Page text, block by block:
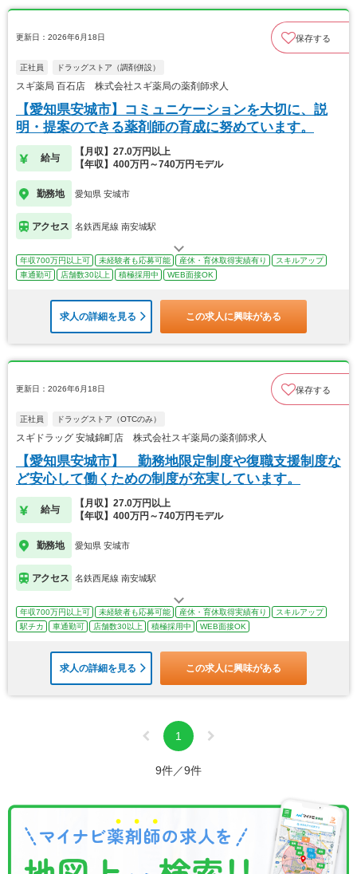
更新日：2026年6月18日 保存する
正社員 ドラッグストア（調剤併設）
スギ薬局 百石店 株式会社スギ薬局の薬剤師求人
【愛知県安城市】コミュニケーションを大切に、説
明・提案のできる薬剤師の育成に努めています。
給与
【月収】27.0万円以上
【年収】400万円～740万円モデル
勤務地 愛知県 安城市
アクセス 名鉄西尾線 南安城駅
年収700万円以上可 未経験者も応募可能 産休・育休取得実績有り
スキルアップ
車通勤可
店舗数30以上 積極採用中 WEB面接OK
求人の詳細を見る この求人に興味がある
更新日：2026年6月18日 保存する
正社員 ドラッグストア（OTCのみ）
スギドラッグ 安城錦町店 株式会社スギ薬局の薬剤師求人
【愛知県安城市】 勤務地限定制度や復職支援制度な
ど安心して働くための制度が充実しています。
給与
【月収】27.0万円以上
【年収】400万円～740万円モデル
勤務地 愛知県 安城市
アクセス 名鉄西尾線 南安城駅
年収700万円以上可 未経験者も応募可能 産休・育休取得実績有り
スキルアップ
駅チカ
車通勤可 店舗数30以上 積極採用中 WEB面接OK
求人の詳細を見る この求人に興味がある
1
9件／9件